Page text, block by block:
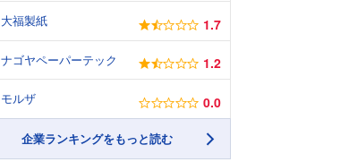
大福製紙 1.7
ナゴヤペーパーテック 1.2
モルザ 0.0
企業ランキングをもっと読む